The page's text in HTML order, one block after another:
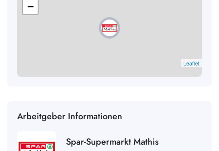
−
Leaflet
Arbeitgeber Informationen
Spar-Supermarkt Mathis